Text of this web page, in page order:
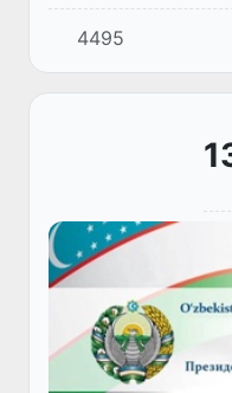
деятельности
внедрению
налоговом
4495